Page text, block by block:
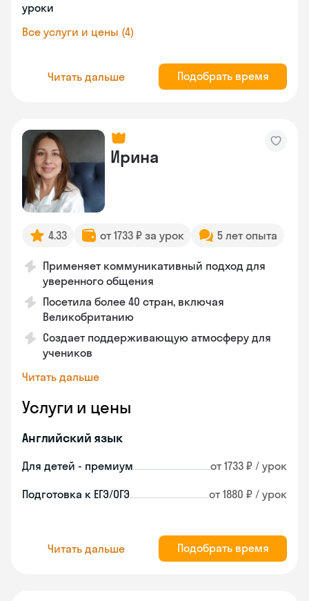
уроки
Все услуги и цены (4)
Читать дальше Подобрать время
Ирина
4.33 от 1733 ₽ за урок 5 лет опыта
Применяет коммуникативный подход для
уверенного общения
Посетила более 40 стран, включая
Великобританию
Создает поддерживающую атмосферу для
учеников
Читать дальше
Услуги и цены
Английский язык
Для детей - премиум от 1733 ₽ / урок
Подготовка к ЕГЭ/ОГЭ от 1880 ₽ / урок
Читать дальше Подобрать время